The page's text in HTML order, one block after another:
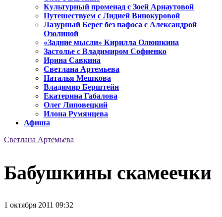
Культурный променад с Зоей Арнаутовой
Путешествуем с Лидией Винокуровой
Лазурный Берег без пафоса с Александрой
Озолиной
«Задние мысли» Кирилла Олюшкина
Застолье с Владимиром Софиенко
Ирина Савкина
Светлана Артемьева
Наталья Мешкова
Владимир Берштейн
Екатерина Габалова
Олег Липовецкий
Илона Румянцева
Афиша
Светлана Артемьева
Бабушкины скамеечки
1 октября 2011 09:32